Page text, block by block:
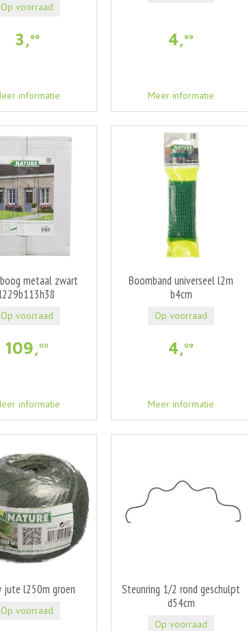
3,99
informatie
Op voorraad
4,99
Meer informatie
metaal zwart
l229b113h38
109,00
informatie
Op voorraad
Boomband universeel l2m
b4cm
4,09
Meer informatie
Op voorraad
jute l250m groen
Op voorraad
Steunring 1/2 rond geschulpt
d54cm
Op voorraad